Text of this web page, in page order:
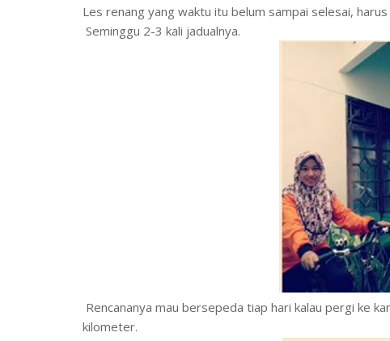
Les renang yang waktu itu belum sampai selesai,
Seminggu 2-3 kali jadualnya.
Rencananya mau bersepeda tiap hari kalau pergi ke
kilometer.